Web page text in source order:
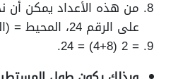
من هذه الأعداد يمكن
على الرقم 24، المحيط = (الطول + العرض) * 2.
= 2 (4+8) = 24.